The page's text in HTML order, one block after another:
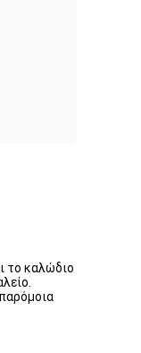
το καλώδιο